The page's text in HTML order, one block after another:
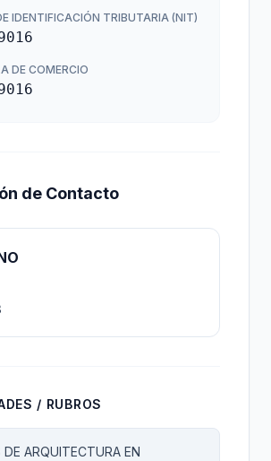
IDENTIFICACIÓN TRIBUTARIA (NIT)
DE COMERCIO
de Contacto
/ RUBROS
DE ARQUITECTURA EN